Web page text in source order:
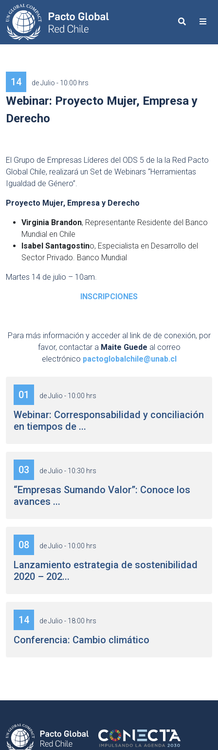
Search
14 de Julio - 10:00 hrs
Webinar: Proyecto Mujer, Empresa y
Derecho
El Grupo de Empresas Líderes del ODS 5 de la la Red Pacto
Global Chile, realizará un Set de Webinars “Herramientas
Igualdad de Género”.
Proyecto Mujer, Empresa y Derecho
Virginia Brandon, Representante Residente del Banco
Mundial en Chile
Isabel Santagostino, Especialista en Desarrollo del
Sector Privado. Banco Mundial
Martes 14 de julio – 10am.
INSCRIPCIONES
Para más información y acceder al link de de conexión, por
favor, contactar a Maite Guede al correo
electrónico pactoglobalchile@unab.cl
01 de Julio - 10:00 hrs
Webinar: Corresponsabilidad y conciliación
en tiempos de ...
03 de Julio - 10:30 hrs
“Empresas Sumando Valor”: Conoce los
avances ...
08 de Julio - 10:00 hrs
Lanzamiento estrategia de sostenibilidad
2020 – 202...
14 de Julio - 18:00 hrs
Conferencia: Cambio climático